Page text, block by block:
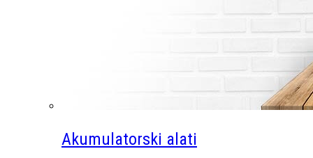
Akumulatorski alati